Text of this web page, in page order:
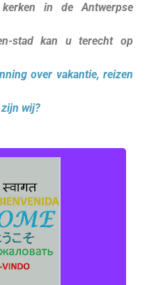
in de Antwerpse
stad kan u terecht op
over vakantie, reizen
zijn wij?
!
al open …